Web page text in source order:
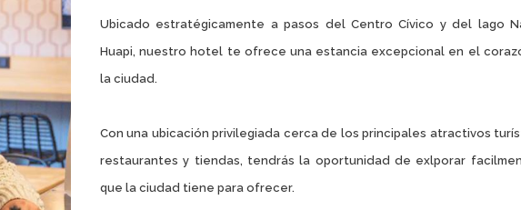
Ubicado estratégicamente a pasos del Centro Cívico y del lago
Huapi, nuestro hotel te ofrece una estancia excepcional en el
la ciudad.
Con una ubicación privilegiada cerca de los principales atractivos
restaurantes y tiendas, tendrás la oportunidad de exlporar
que la ciudad tiene para ofrecer.